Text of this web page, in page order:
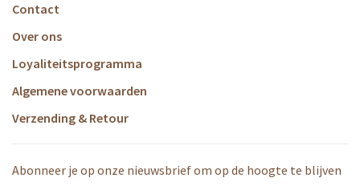
Contact
Over ons
Loyaliteitsprogramma
Algemene voorwaarden
Verzending & Retour
Abonneer je op onze nieuwsbrief om op de hoogte te blijven